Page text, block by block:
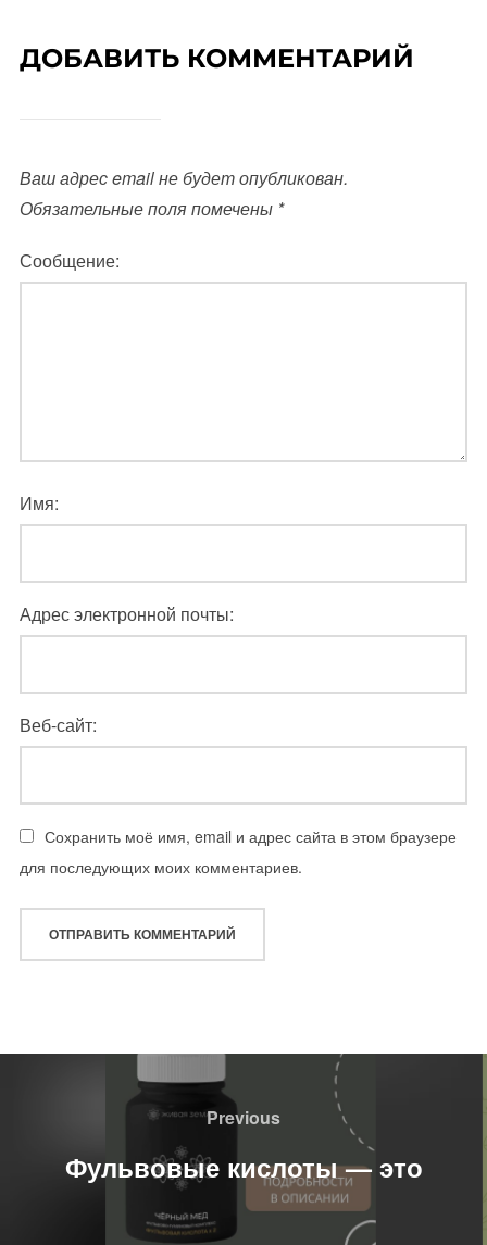
ДОБАВИТЬ КОММЕНТАРИЙ
Ваш адрес email не будет опубликован.
Обязательные поля помечены *
Сообщение:
Имя:
Адрес электронной почты:
Веб-сайт:
Сохранить моё имя, email и адрес сайта в этом браузере
для последующих моих комментариев.
Навигация
записям
Previous
Previous
Фульвовые кислоты — это